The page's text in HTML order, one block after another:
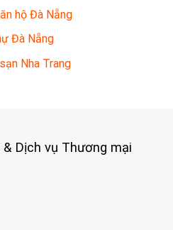
hộ Đà Nẵng
Đà Nẵng
Nha Trang
Dịch vụ Thương mại